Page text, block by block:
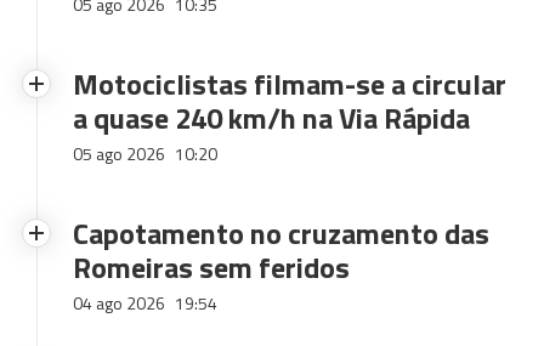
Motociclistas filmam-se a circular
a quase 240 km/h na Via Rápida
05 ago 2026 10:20
Capotamento no cruzamento das
Romeiras sem feridos
04 ago 2026 19:54